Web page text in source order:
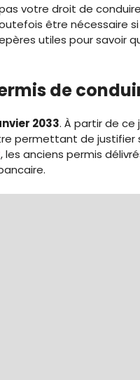
votre droit de
être nécessaire
utiles pour savoir
de
2033. À partir de ce
permettant de justifier
, les anciens permis